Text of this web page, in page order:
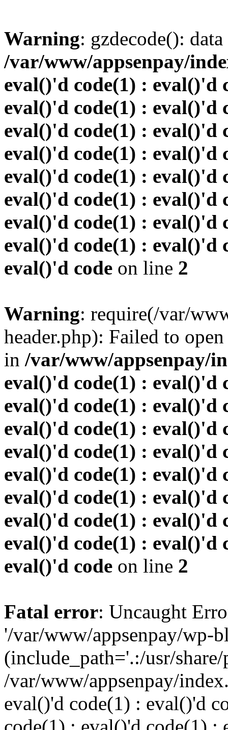
Warning: gzdecode():
/var/www/appsenpay/
eval()'d code(1) : eval()'d
eval()'d code(1) : eval()'d
eval()'d code(1) : eval()'d
eval()'d code(1) : eval()'d
eval()'d code(1) : eval()'d
eval()'d code(1) : eval()'d
eval()'d code(1) : eval()'d
eval()'d code(1) : eval()'d
eval()'d code on line 2
Warning: require(/var/
header.php): Failed to
in /var/www/appsenpay/
eval()'d code(1) : eval()'d
eval()'d code(1) : eval()'d
eval()'d code(1) : eval()'d
eval()'d code(1) : eval()'d
eval()'d code(1) : eval()'d
eval()'d code(1) : eval()'d
eval()'d code(1) : eval()'d
eval()'d code(1) : eval()'d
eval()'d code on line 2
Fatal error: Uncaught
'/var/www/appsenpay/wp-
(include_path='.:/usr/
/var/www/appsenpay/
eval()'d code(1) : eval()'d